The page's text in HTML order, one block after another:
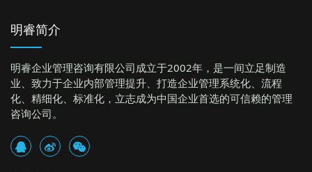
明睿简介
明睿企业管理咨询有限公司成立于2002年，是一间立足制造
业、致力于企业内部管理提升、打造企业管理系统化、流程
化、精细化、标准化，立志成为中国企业首选的可信赖的管理
咨询公司。